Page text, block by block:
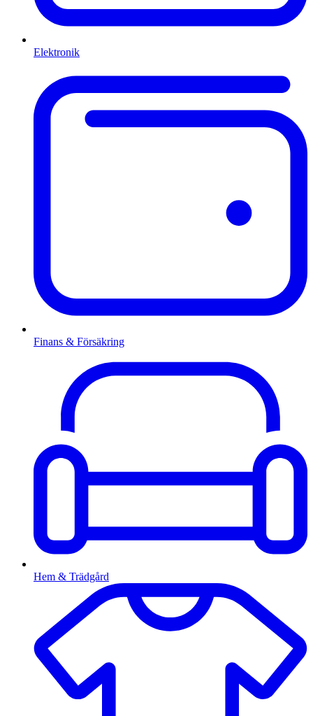
Elektronik
Finans & Försäkring
Hem & Trädgård